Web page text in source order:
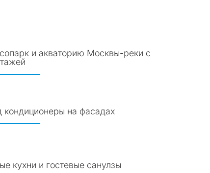
и акваторию Москвы-реки с
кондиционеры на фасадах
кухни и гостевые санулзы